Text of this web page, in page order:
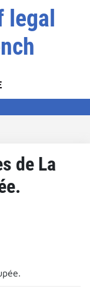
de La